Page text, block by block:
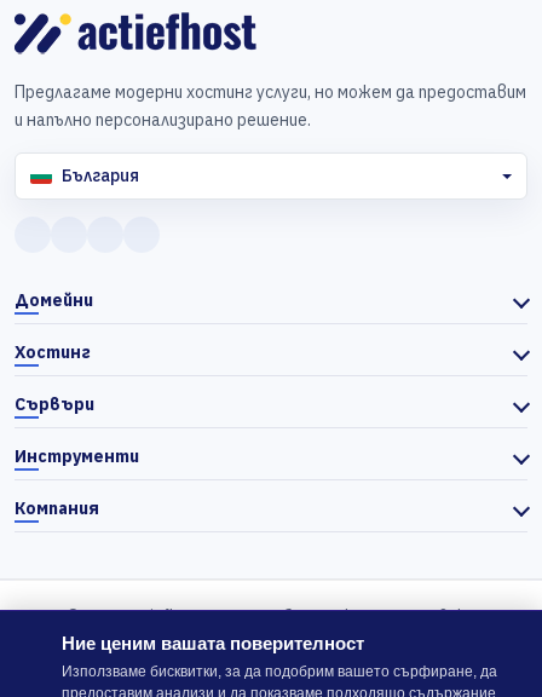
Предлагаме модерни хостинг услуги, но можем да предоставим
и напълно персонализирано решение.
България
Домейни
Хостинг
Сървъри
Инструменти
Компания
© 2026 Actiefhost. Съгласно българското търговско
законодателство цените в сайта се показват без ДДС, а ДДС се
изчислява отделно при завършване на поръчката, когато е
Ние ценим вашата поверителност
Използваме бисквитки, за да подобрим вашето сърфиране, да
предоставим анализи и да показваме подходящо съдържание.